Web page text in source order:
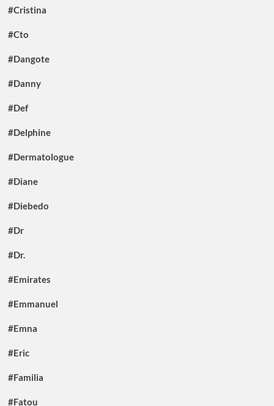
#Cristina
#Cto
#Dangote
#Danny
#Def
#Delphine
#Dermatologue
#Diane
#Diebedo
#Dr
#Dr.
#Emirates
#Emmanuel
#Emna
#Eric
#Familia
#Fatou